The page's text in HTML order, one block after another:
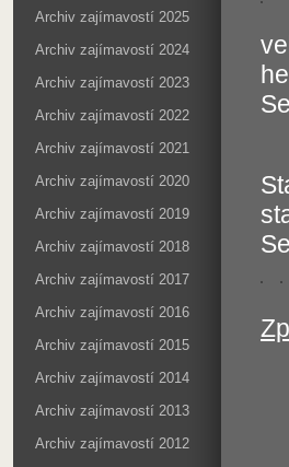
Archiv zajímavostí 2025
Archiv zajímavostí 2024
Archiv zajímavostí 2023
Archiv zajímavostí 2022
Archiv zajímavostí 2021
Archiv zajímavostí 2020
Archiv zajímavostí 2019
Archiv zajímavostí 2018
Archiv zajímavostí 2017
Archiv zajímavostí 2016
Archiv zajímavostí 2015
Archiv zajímavostí 2014
Archiv zajímavostí 2013
Archiv zajímavostí 2012